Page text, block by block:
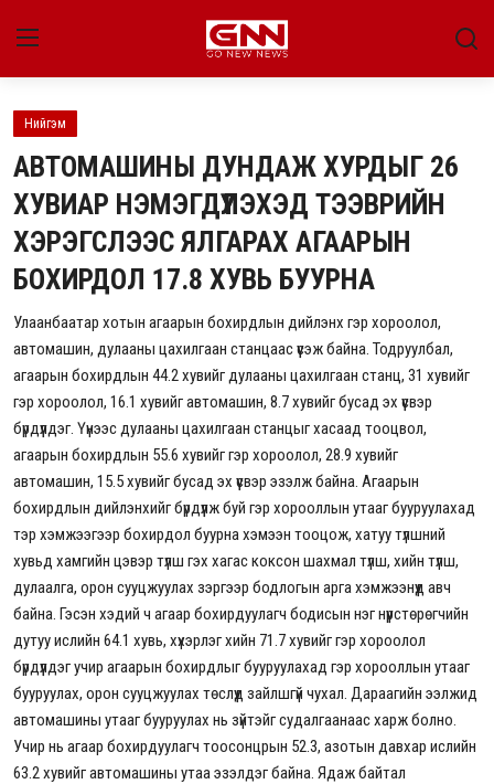
Улс төр
Нийгэм
Энтертайнмент
Эдийн засаг
Live
Гадаад мэдээ
People
Нийгэм
АВТОМАШИНЫ ДУНДАЖ ХУРДЫГ 26
ХУВИАР НЭМЭГДҮҮЛЭХЭД ТЭЭВРИЙН
ХЭРЭГСЛЭЭС ЯЛГАРАХ АГААРЫН
БОХИРДОЛ 17.8 ХУВЬ БУУРНА
Улаанбаатар хотын агаарын бохирдлын дийлэнх гэр хороолол,
автомашин, дулааны цахилгаан станцаас үүсэж байна. Тодруулбал,
агаарын бохирдлын 44.2 хувийг дулааны цахилгаан станц, 31 хувийг
гэр хороолол, 16.1 хувийг автомашин, 8.7 хувийг бусад эх үүсвэр
бүрдүүлдэг. Үүнээс дулааны цахилгаан станцыг хасаад тооцвол,
агаарын бохирдлын 55.6 хувийг гэр хороолол, 28.9 хувийг
автомашин, 15.5 хувийг бусад эх үүсвэр эзэлж байна. Агаарын
бохирдлын дийлэнхийг бүрдүүлж буй гэр хорооллын утааг бууруулахад
тэр хэмжээгээр бохирдол буурна хэмээн тооцож, хатуу түлшний
хувьд хамгийн цэвэр түлш гэх хагас коксон шахмал түлш, хийн түлш,
дулаалга, орон сууцжуулах зэргээр бодлогын арга хэмжээнүүд авч
байна. Гэсэн хэдий ч агаар бохирдуулагч бодисын нэг нүүрстөрөгчийн
дутуу ислийн 64.1 хувь, хүхэрлэг хийн 71.7 хувийг гэр хороолол
бүрдүүлдэг учир агаарын бохирдлыг бууруулахад гэр хорооллын утааг
бууруулах, орон сууцжуулах төслүүд зайлшгүй чухал. Дараагийн ээлжид
автомашины утааг бууруулах нь зүйтэйг судалгаанаас харж болно.
Учир нь агаар бохирдуулагч тоосонцрын 52.3, азотын давхар ислийн
63.2 хувийг автомашины утаа эзэлдэг байна. Ядаж байтал